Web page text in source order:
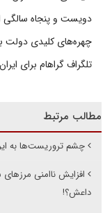
دویست و پنجاه سالگی
چهره‌های کلیدی دولت
تلگراف گراهام برای ایران
مطالب مرتبط
چشم تروریست‌ها به
افزایش ناامنی
داعش؟!